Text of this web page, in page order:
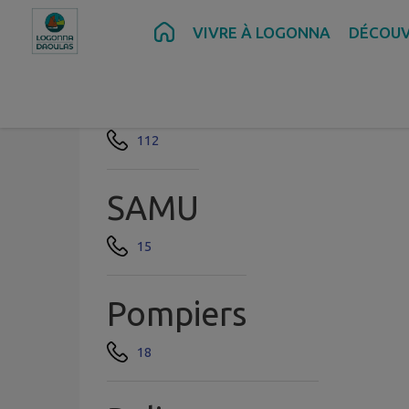
Contenu Recherche Pied de page
VIVRE À LOGONNA
Numéro d'appels
112
SAMU
15
Pompiers
18